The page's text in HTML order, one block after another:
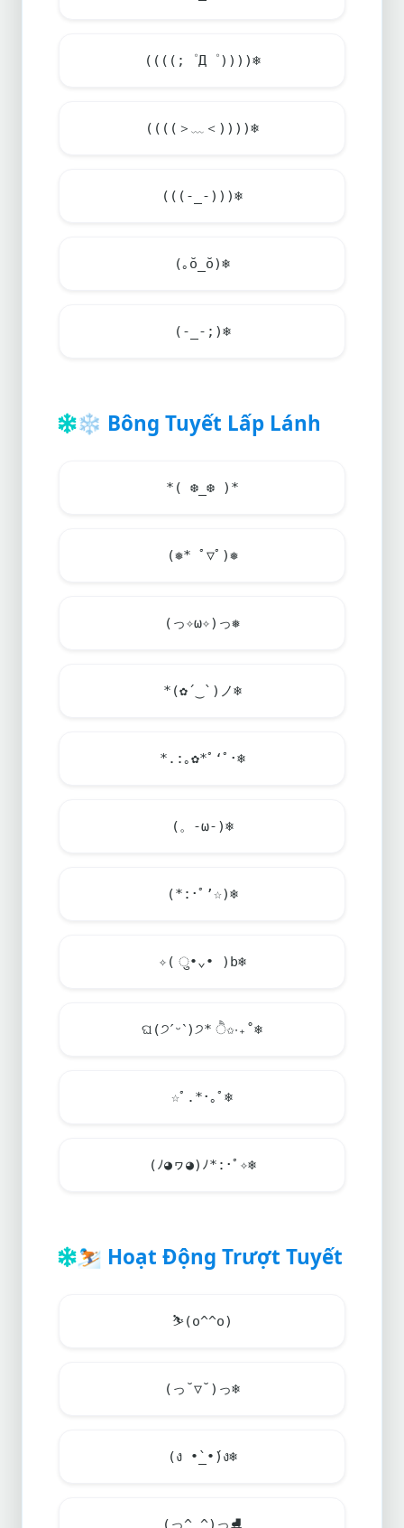
((((;゜Д゜))))❄️
((((＞﹏＜))))❄️
(((-_-)))❄️
(｡ŏ_ŏ)❄️
(-_-;)❄️
❄️ Bông Tuyết Lấp Lánh
*( ❆_❆ )*
(❅* ﾟ▽ﾟ)❅
(っ✧ω✧)っ❅
*(✿´‿`)ノ❄️
*.:｡✿*ﾟ‘ﾟ･❄️
(。-ω-)❄️
(*:･ﾟ’☆)❄️
✧( ु•⌄• )b❄️
ଘ(੭ˊᵕˋ)੭* ੈ✩‧₊˚❄️
☆ﾟ.*･｡ﾟ ❄️
(ﾉ◕ヮ◕)ﾉ*:･ﾟ✧❄️
⛷️ Hoạt Động Trượt Tuyết
⛷️(o^^o)
(っ˘▽˘)っ❄️
(ง •̀_•́)ง❄️
(っ^‿^)っ⛸️